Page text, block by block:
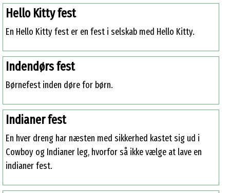
Hello Kitty fest
En Hello Kitty fest er en fest i selskab med Hello Kitty.
Indendørs fest
Børnefest inden døre for børn.
Indianer fest
En hver dreng har næsten med sikkerhed kastet sig ud i
Cowboy og Indianer leg, hvorfor så ikke vælge at lave en
indianer fest.